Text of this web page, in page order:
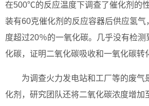
在500℃的反应温度下调查了催化剂的
装有60克催化剂的反应容器后供应氢气
度超过20％的一氧化碳。几乎没有检测
化碳，证明二氧化碳吸收和一氧化碳转
为调查火力发电站和工厂等的废气
化剂，研究团队还将二氧化碳浓度增加